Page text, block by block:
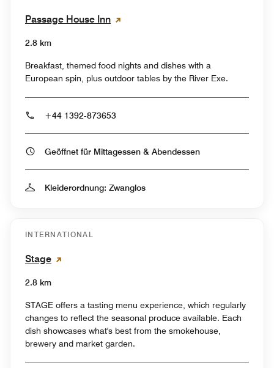
Passage House Inn
2.8 km
Breakfast, themed food nights and dishes with a
European spin, plus outdoor tables by the River Exe.
+44 1392-873653
Geöffnet für Mittagessen & Abendessen
Kleiderordnung: Zwanglos
INTERNATIONAL
Stage
2.8 km
STAGE offers a tasting menu experience, which regularly
changes to reflect the seasonal produce available. Each
dish showcases what's best from the smokehouse,
brewery and market garden.